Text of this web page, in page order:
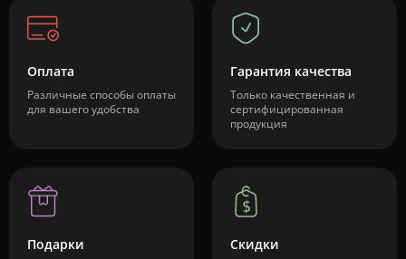
Оплата
Различные способы оплаты
для вашего удобства
Гарантия качества
Только качественная и
сертифицированная
продукция
Подарки Скидки